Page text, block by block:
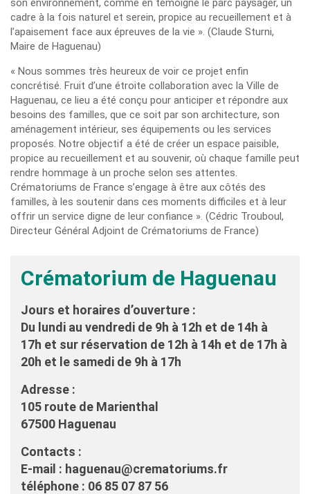
son environnement, comme en témoigne le parc paysager, un
cadre à la fois naturel et serein, propice au recueillement et à
l’apaisement face aux épreuves de la vie ». (Claude Sturni,
Maire de Haguenau)
« Nous sommes très heureux de voir ce projet enfin
concrétisé. Fruit d’une étroite collaboration avec la Ville de
Haguenau, ce lieu a été conçu pour anticiper et répondre aux
besoins des familles, que ce soit par son architecture, son
aménagement intérieur, ses équipements ou les services
proposés. Notre objectif a été de créer un espace paisible,
propice au recueillement et au souvenir, où chaque famille peut
rendre hommage à un proche selon ses attentes.
Crématoriums de France s’engage à être aux côtés des
familles, à les soutenir dans ces moments difficiles et à leur
offrir un service digne de leur confiance ». (Cédric Trouboul,
Directeur Général Adjoint de Crématoriums de France)
Crématorium de Haguenau
Jours et horaires d’ouverture :
Du lundi au vendredi de 9h à 12h et de 14h à
17h et sur réservation de 12h à 14h et de 17h à
20h et le samedi de 9h à 17h
Adresse :
105 route de Marienthal
67500 Haguenau
Contacts :
E-mail : haguenau@crematoriums.fr
téléphone : 06 85 07 87 56